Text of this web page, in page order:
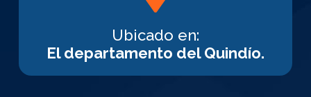
Ubicado en:
El departamento del Quindío.